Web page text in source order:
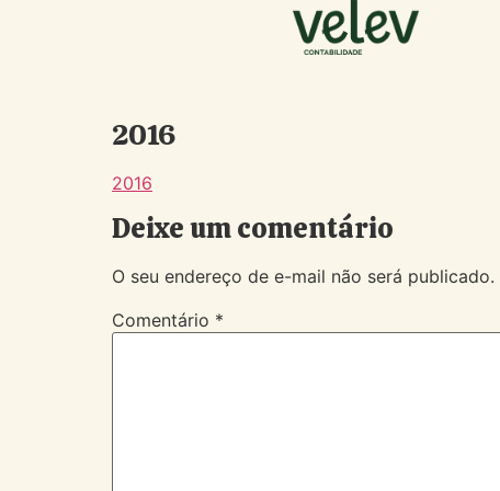
2016
2016
Deixe um comentário
O seu endereço de e-mail não será publicado.
Comentário *